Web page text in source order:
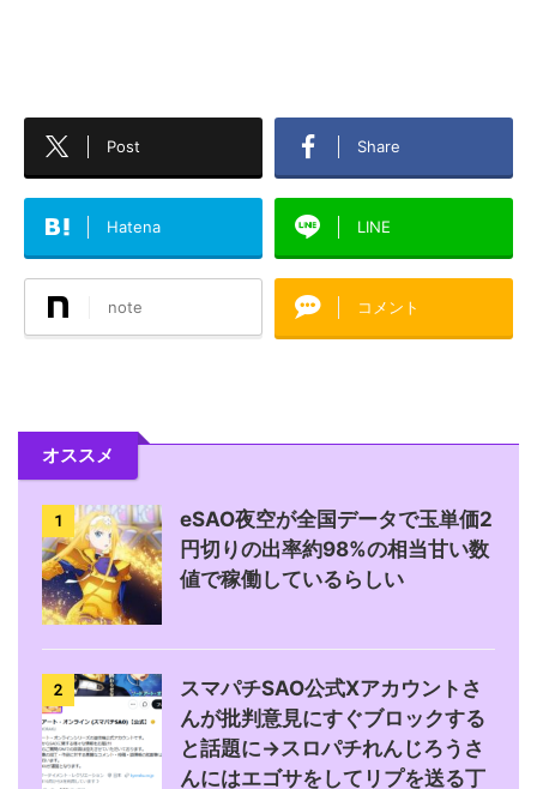
Post Share
Hatena LINE
note コメント
オススメ
1
eSAO夜空が全国データで玉単価2
円切りの出率約98%の相当甘い数
値で稼働しているらしい
2
スマパチSAO公式Xアカウントさ
んが批判意見にすぐブロックする
と話題に→スロパチれんじろうさ
んにはエゴサをしてリプを送る丁